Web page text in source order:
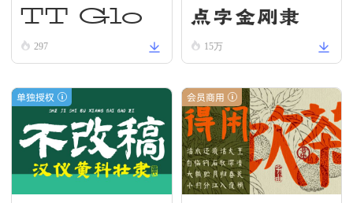
TT Glo
bs Reg
ular
297
点字金刚隶
15万
单独授权 会员商用